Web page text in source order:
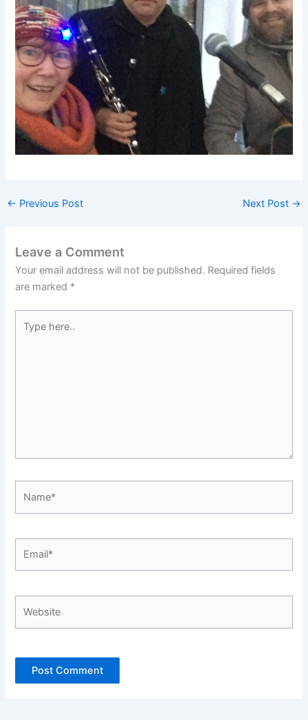
← Previous Post Next Post →
Leave a Comment
Your email address will not be published. Required fields
are marked *
here..